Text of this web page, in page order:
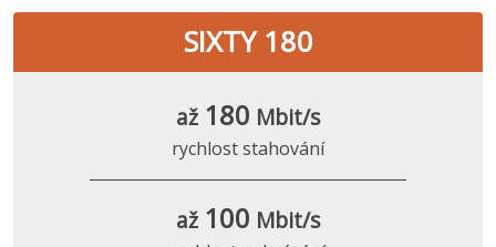
SIXTY 180
až 180 Mbit/s
rychlost stahování
až 100 Mbit/s